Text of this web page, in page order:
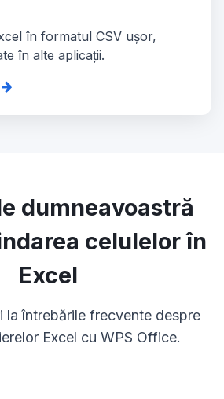
în formatul CSV ușor,
în alte aplicații.
dumneavoastră
celulelor în
Excel
la întrebările frecvente despre
Excel cu WPS Office.